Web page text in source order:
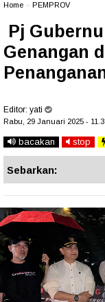
Home PEMPROV
Pj
Genangan
Editor: yati
Rabu, 29 Januari 2025 -
bacakan stop
Sebarkan: